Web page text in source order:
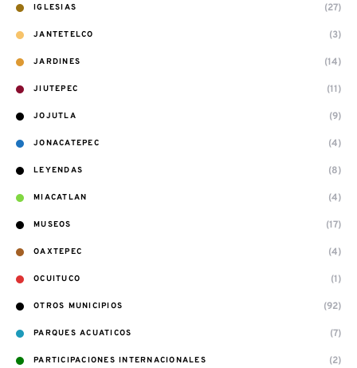
IGLESIAS (27)
JANTETELCO (3)
JARDINES (14)
JIUTEPEC (11)
JOJUTLA (9)
JONACATEPEC (4)
LEYENDAS (8)
MIACATLAN (4)
MUSEOS (17)
OAXTEPEC (4)
OCUITUCO (1)
OTROS MUNICIPIOS (92)
PARQUES ACUATICOS (7)
PARTICIPACIONES INTERNACIONALES (2)